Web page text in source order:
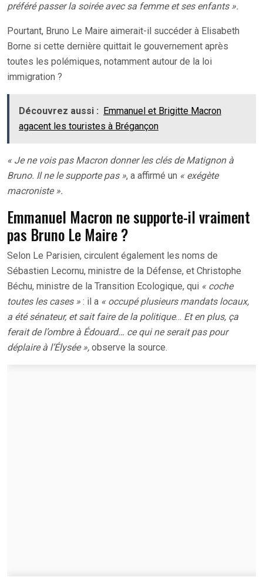
préféré passer la soirée avec sa femme et ses enfants ».
Pourtant, Bruno Le Maire aimerait-il succéder à Elisabeth
Borne si cette dernière quittait le gouvernement après
toutes les polémiques, notamment autour de la loi
immigration ?
Découvrez aussi : Emmanuel et Brigitte Macron
agacent les touristes à Brégançon
« Je ne vois pas Macron donner les clés de Matignon à
Bruno. Il ne le supporte pas », a affirmé un « exégète
macroniste ».
Emmanuel Macron ne supporte-il vraiment
pas Bruno Le Maire ?
Selon Le Parisien, circulent également les noms de
Sébastien Lecornu, ministre de la Défense, et Christophe
Béchu, ministre de la Transition Ecologique, qui « coche
toutes les cases » : il a « occupé plusieurs mandats locaux,
a été sénateur, et sait faire de la politique… Et en plus, ça
ferait de l’ombre à Édouard… ce qui ne serait pas pour
déplaire à l’Élysée », observe la source.